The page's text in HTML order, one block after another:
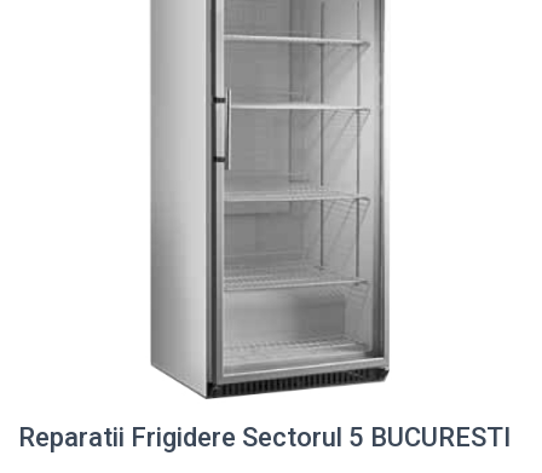
Reparatii Frigidere Sectorul 5 BUCURESTI